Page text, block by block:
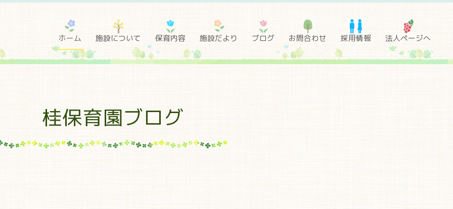
ホーム 施設について 保育内容 施設だより ブログ お問合わせ 採用情報 法人ページへ
桂保育園ブログ